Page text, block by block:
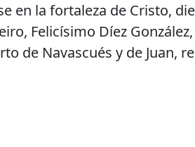
en la fortaleza de Cristo,
Felicísimo Díez
de Navascués y de Juan,